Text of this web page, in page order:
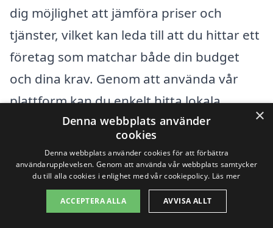
dig möjlighet att jämföra priser och
tjänster, vilket kan leda till att du hittar ett
företag som matchar både din budget
och dina krav. Genom att använda vår
plattform kan du enkelt hitta lokala
entreprenörer som specialiserar sig på
trädfällning och begära kostnadsfria
offerter. Genom att välja rätt företag kan
du säkerställa att arbetet utförs
professionellt och effektivt, vilket är
×
Denna webbplats använder
cookies
Denna webbplats använder cookies för att förbättra
användarupplevelsen. Genom att använda vår webbplats samtycker
du till alla cookies i enlighet med vår cookiepolicy. Läs mer
ACCEPTERA ALLA AVVISA ALLT